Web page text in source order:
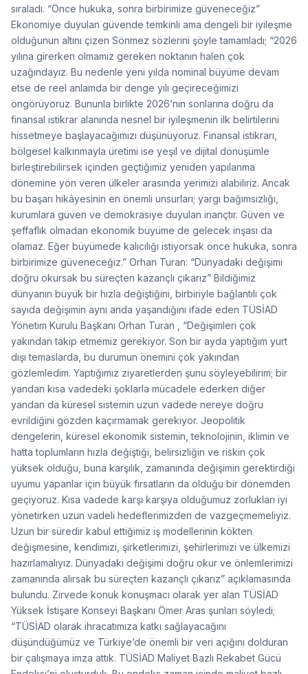
sıraladı. “Önce hukuka, sonra birbirimize güveneceğiz”
Ekonomiye duyulan güvende temkinli ama dengeli bir iyileşme
olduğunun altını çizen Sönmez sözlerini şöyle tamamladı; “2026
yılına girerken olmamız gereken noktanın halen çok
uzağındayız. Bu nedenle yeni yılda nominal büyüme devam
etse de reel anlamda bir denge yılı geçireceğimizi
öngörüyoruz. Bununla birlikte 2026’nın sonlarına doğru da
finansal istikrar alanında nesnel bir iyileşmenin ilk belirtilerini
hissetmeye başlayacağımızı düşünüyoruz. Finansal istikrarı,
bölgesel kalkınmayla üretimi ise yeşil ve dijital dönüşümle
birleştirebilirsek içinden geçtiğimiz yeniden yapılanma
dönemine yön veren ülkeler arasında yerimizi alabiliriz. Ancak
bu başarı hikâyesinin en önemli unsurları; yargı bağımsızlığı,
kurumlara güven ve demokrasiye duyulan inançtır. Güven ve
şeffaflık olmadan ekonomik büyüme de gelecek inşası da
olamaz. Eğer büyümede kalıcılığı istiyorsak önce hukuka, sonra
birbirimize güveneceğiz.” Orhan Turan: “Dünyadaki değişimi
doğru okursak bu süreçten kazançlı çıkarız” Bildiğimiz
dünyanın büyük bir hızla değiştiğini, birbiriyle bağlantılı çok
sayıda değişimin aynı anda yaşandığını ifade eden TÜSİAD
Yönetim Kurulu Başkanı Orhan Turan , “Değişimleri çok
yakından takip etmemiz gerekiyor. Son bir ayda yaptığım yurt
dışı temaslarda, bu durumun önemini çok yakından
gözlemledim. Yaptığımız ziyaretlerden şunu söyleyebilirim; bir
yandan kısa vadedeki şoklarla mücadele ederken diğer
yandan da küresel sistemin uzun vadede nereye doğru
evrildiğini gözden kaçırmamak gerekiyor. Jeopolitik
dengelerin, küresel ekonomik sistemin, teknolojinin, iklimin ve
hatta toplumların hızla değiştiği, belirsizliğin ve riskin çok
yüksek olduğu, buna karşılık, zamanında değişimin gerektirdiği
uyumu yapanlar için büyük fırsatların da olduğu bir dönemden
geçiyoruz. Kısa vadede karşı karşıya olduğumuz zorlukları iyi
yönetirken uzun vadeli hedeflerimizden de vazgeçmemeliyiz.
Uzun bir süredir kabul ettiğimiz iş modellerinin kökten
değişmesine, kendimizi, şirketlerimizi, şehirlerimizi ve ülkemizi
hazırlamalıyız. Dünyadaki değişimi doğru okur ve önlemlerimizi
zamanında alırsak bu süreçten kazançlı çıkarız” açıklamasında
bulundu. Zirvede konuk konuşmacı olarak yer alan TÜSİAD
Yüksek İstişare Konseyi Başkanı Ömer Aras şunları söyledi;
“TÜSİAD olarak ihracatımıza katkı sağlayacağını
düşündüğümüz ve Türkiye’de önemli bir veri açığını dolduran
bir çalışmaya imza attık. TÜSİAD Maliyet Bazlı Rekabet Gücü